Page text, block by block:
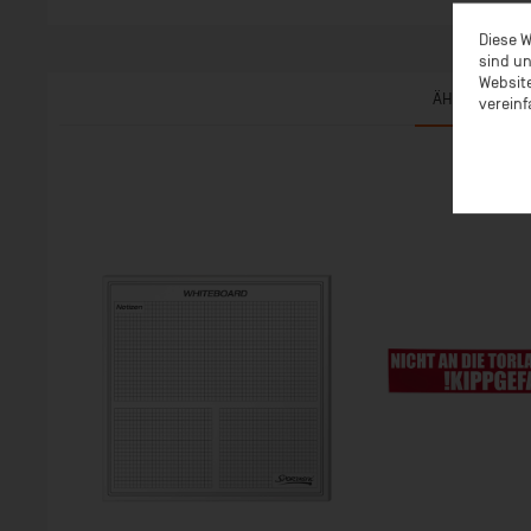
ÄHNLICHE
Diese
sind